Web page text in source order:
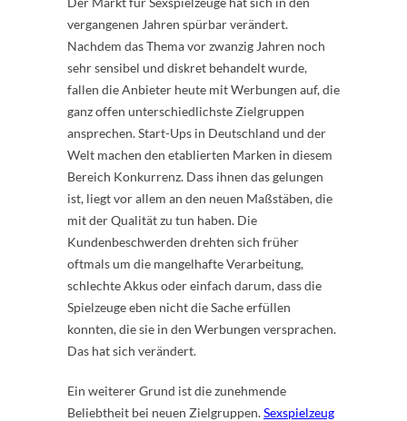
vergangenen Jahren spürbar verändert.
Nachdem das Thema vor zwanzig Jahren noch
sehr sensibel und diskret behandelt wurde,
fallen die Anbieter heute mit Werbungen auf, die
ganz offen unterschiedlichste Zielgruppen
ansprechen. Start-Ups in Deutschland und der
Welt machen den etablierten Marken in diesem
Bereich Konkurrenz. Dass ihnen das gelungen
ist, liegt vor allem an den neuen Maßstäben, die
mit der Qualität zu tun haben. Die
Kundenbeschwerden drehten sich früher
oftmals um die mangelhafte Verarbeitung,
schlechte Akkus oder einfach darum, dass die
Spielzeuge eben nicht die Sache erfüllen
konnten, die sie in den Werbungen versprachen.
Das hat sich verändert.
Ein weiterer Grund ist die zunehmende
Beliebtheit bei neuen Zielgruppen.Sexspielzeug